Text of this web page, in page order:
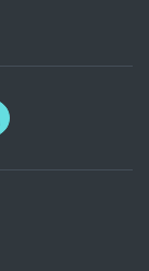
RSS